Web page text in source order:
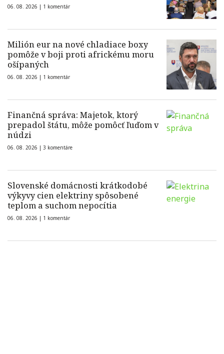
06. 08. 2026 | 1 komentár
Milión eur na nové chladiace boxy
pomôže v boji proti africkému moru
ošípaných
06. 08. 2026 | 1 komentár
Finančná správa: Majetok, ktorý
prepadol štátu, môže pomôcť ľuďom v
núdzi
06. 08. 2026 | 3 komentáre
Slovenské domácnosti krátkodobé
výkyvy cien elektriny spôsobené
teplom a suchom nepocítia
06. 08. 2026 | 1 komentár